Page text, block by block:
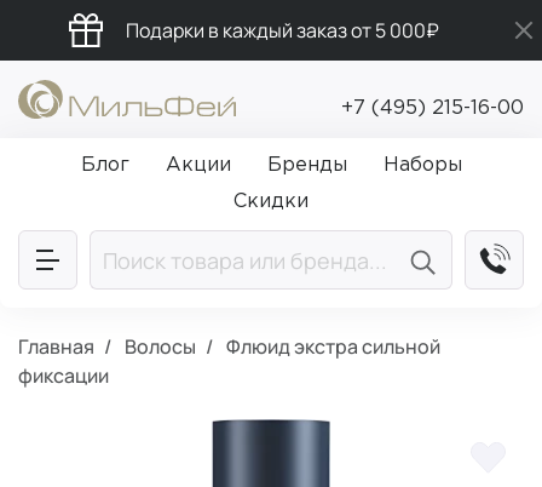
Подарки в каждый заказ от 5 000₽
Промокод ПРИВЕТ
Бесплатная доставка от 5 000₽
+7 (495) 215-16-00
Блог Акции Бренды
Наборы
Скидки
Главная Волосы
Флюид экстра сильной
фиксации